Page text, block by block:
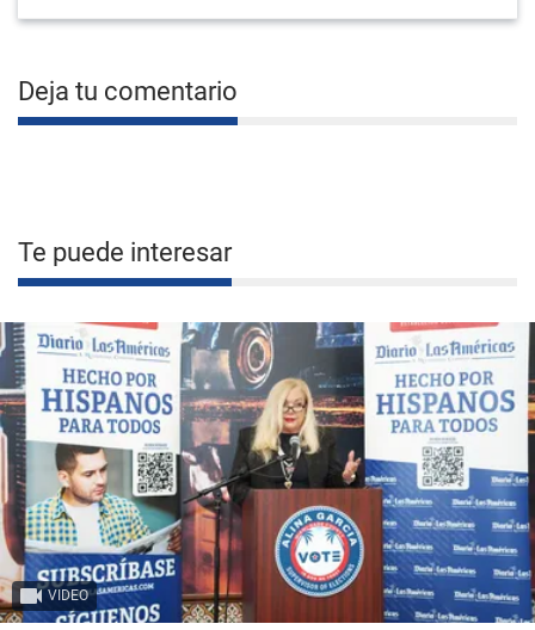
Deja tu comentario
Te puede interesar
VIDEO